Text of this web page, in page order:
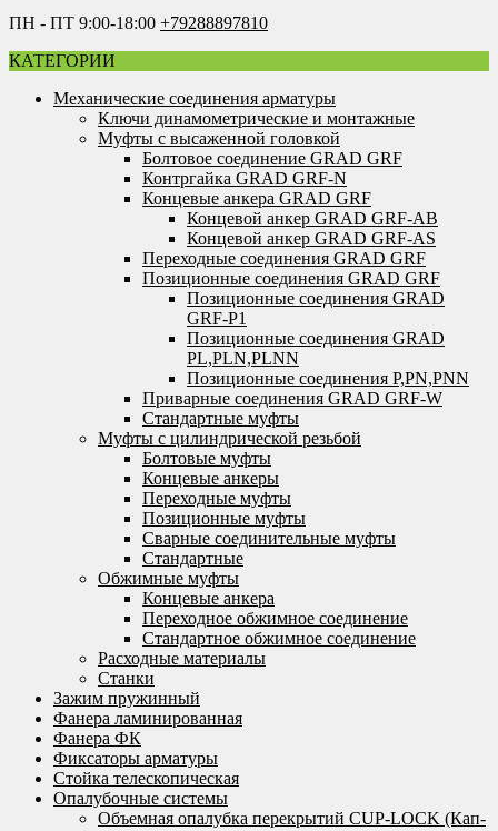
ПН - ПТ 9:00-18:00 +79288897810
КАТЕГОРИИ
Механические соединения арматуры
Ключи динамометрические и монтажные
Муфты с высаженной головкой
Болтовое соединение GRAD GRF
Контргайка GRAD GRF-N
Концевые анкера GRAD GRF
Концевой анкер GRAD GRF-AB
Концевой анкер GRAD GRF-AS
Переходные соединения GRAD GRF
Позиционные соединения GRAD GRF
Позиционные соединения GRAD
GRF-P1
Позиционные соединения GRAD
PL,PLN,PLNN
Позиционные соединения P,PN,PNN
Приварные соединения GRAD GRF-W
Стандартные муфты
Муфты с цилиндрической резьбой
Болтовые муфты
Концевые анкеры
Переходные муфты
Позиционные муфты
Сварные соединительные муфты
Стандартные
Обжимные муфты
Концевые анкера
Переходное обжимное соединение
Стандартное обжимное соединение
Расходные материалы
Станки
Зажим пружинный
Фанера ламинированная
Фанера ФК
Фиксаторы арматуры
Стойка телескопическая
Опалубочные системы
Объемная опалубка перекрытий CUP-LOCK (Кап-